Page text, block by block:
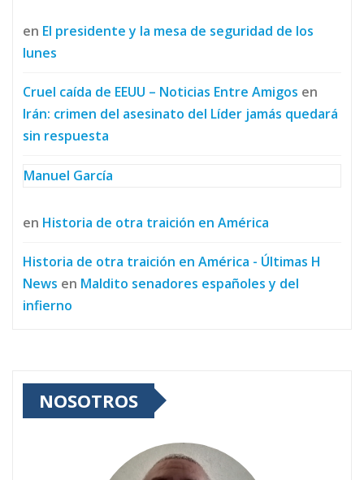
en El presidente y la mesa de seguridad de los
lunes
Cruel caída de EEUU – Noticias Entre Amigos en
Irán: crimen del asesinato del Líder jamás quedará
sin respuesta
Manuel García
en Historia de otra traición en América
Historia de otra traición en América - Últimas H
News en Maldito senadores españoles y del
infierno
NOSOTROS